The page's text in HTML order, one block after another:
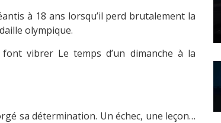
à 18 ans lorsqu’il perd brutalement la
olympique.
vibrer Le temps d’un dimanche à la
sa détermination. Un échec, une leçon…